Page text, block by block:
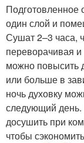
Подготовленное
один слой и
Сушат 2–3 часа,
переворачивая
можно повысить
или больше в
ночь духовку
следующий
досушить при
чтобы